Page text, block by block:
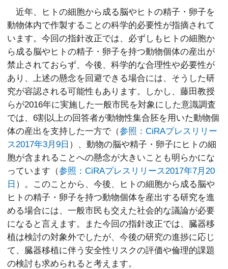
近年、ヒトの細胞から成る脳やヒトの精子・卵子を
動物体内で作製することの科学的必要性が指摘されて
います。今回の指針改正では、必ずしもヒトの細胞か
ら成る脳やヒトの精子・卵子を持つ動物個体の産出が
禁止されておらず、今後、科学的な合理性や必要性が
あり、上述の懸念を回避できる場合には、そうした研
究が容認される可能性もあります。しかし、藤田教授
らが2016年に実施した一般市民を対象にした意識調査
では、6割以上の回答者が動物性集合胚を用いた動物個
体の産出を支持した一方で（参照：CiRAプレスリリー
ス2017年3月9日 ）、動物の脳や精子・卵子にヒトの細
胞が含まれることへの懸念が大きいことも明らかにな
っています（参照：CiRAプレスリリース2017年7月20
日 ）。このことから、今後、ヒトの細胞から成る脳や
ヒトの精子・卵子を持つ動物個体を産出する研究を進
める場合には、一般市民も交えた社会的な議論が必要
になると言えます。また今回の指針改正では、臓器移
植は検討の対象外でしたが、今後の研究の進捗に応じ
て、臓器移植に伴う安全性リスクの評価や倫理的課題
の検討も求められると考えます。